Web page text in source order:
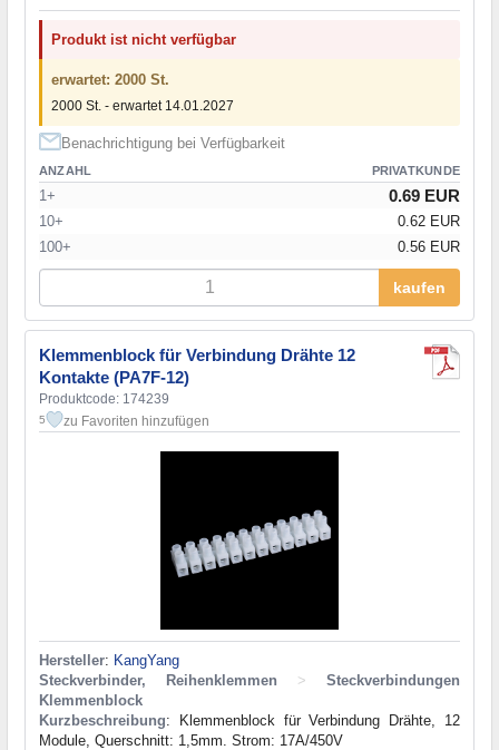
Produkt ist nicht verfügbar
erwartet: 2000 St.
2000 St. - erwartet 14.01.2027
Benachrichtigung bei Verfügbarkeit
ANZAHL PRIVATKUNDE
1+ 0.69 EUR
10+
0.62 EUR
100+
0.56 EUR
kaufen
Klemmenblock für Verbindung Drähte 12
Kontakte (PA7F-12)
Produktcode: 174239
5 zu Favoriten hinzufügen
Hersteller: KangYang
Steckverbinder, Reihenklemmen
>
Steckverbindungen
Klemmenblock
Kurzbeschreibung: Klemmenblock für Verbindung Drähte, 12
Module, Querschnitt: 1,5mm. Strom: 17A/450V